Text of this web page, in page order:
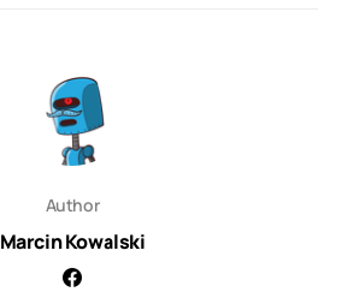
Author
Marcin Kowalski